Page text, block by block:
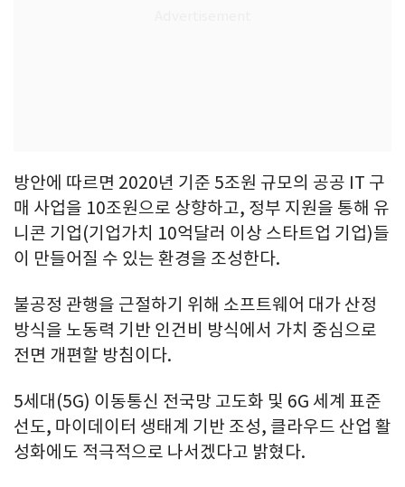
방안에 따르면 2020년 기준 5조원 규모의 공공 IT 구
매 사업을 10조원으로 상향하고, 정부 지원을 통해 유
니콘 기업(기업가치 10억달러 이상 스타트업 기업)들
이 만들어질 수 있는 환경을 조성한다.
불공정 관행을 근절하기 위해 소프트웨어 대가 산정
방식을 노동력 기반 인건비 방식에서 가치 중심으로
전면 개편할 방침이다.
5세대(5G) 이동통신 전국망 고도화 및 6G 세계 표준
선도, 마이데이터 생태계 기반 조성, 클라우드 산업 활
성화에도 적극적으로 나서겠다고 밝혔다.